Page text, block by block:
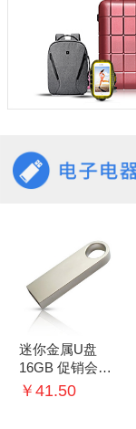
迷你金属U盘
16GB 促销会议
礼品
￥41.50